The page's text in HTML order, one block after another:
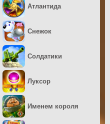
Атлантида
Снежок
Солдатики
Луксор
Именем короля